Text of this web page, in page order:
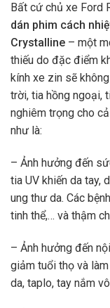
Bất cứ chủ xe Ford
dán phim cách
Crystalline – một
thiếu do đặc điểm
kính xe zin sẽ
trời, tia hồng ngoại,
nghiêm trọng cho
như là:
– Ảnh hưởng đến
tia UV khiến da tay,
ung thư da. Các
tinh thể,… và thậm
– Ảnh hưởng đến
giảm tuổi thọ và
da, taplo, tay nắm